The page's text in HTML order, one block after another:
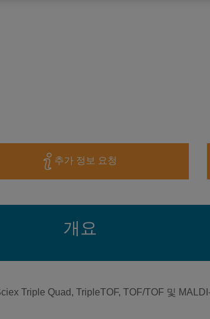
추가 정보 요청
개요
Triple Quad, TripleTOF, TOF/TOF 및